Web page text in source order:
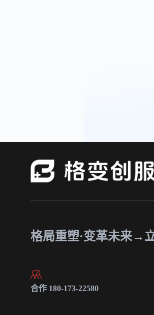
格局重塑·变革未来→
合作 180-173-22580